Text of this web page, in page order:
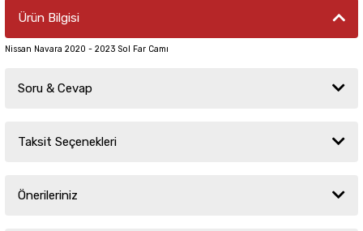
Ürün Bilgisi
Nissan Navara 2020 - 2023 Sol Far Camı
Soru & Cevap
Ürün hakkında henüz soru sorulmamış.
Taksit Seçenekleri
Önerileriniz